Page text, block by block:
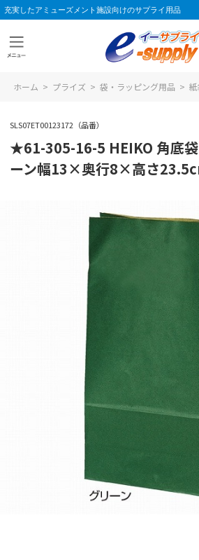
充実したアミューズメント施設向けのサプライ用品
ホーム > プライズ > 袋・ラッピング用品 >
SLS07ET00123172（品番）
★61-305-16-5 HEIKO 角底袋
ーン幅13×奥行8×高さ